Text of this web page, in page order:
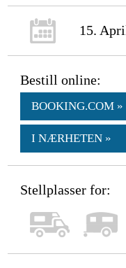
15.
Bestill online:
BOOKING.COM »
I NÆRHETEN »
Stellplasser for: